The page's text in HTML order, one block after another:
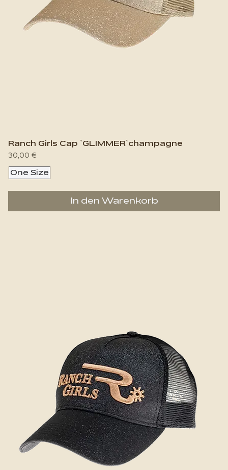
Ranch Girls Cap `GLIMMER`champagne
Preis
30,00 €
One Size
In den Warenkorb